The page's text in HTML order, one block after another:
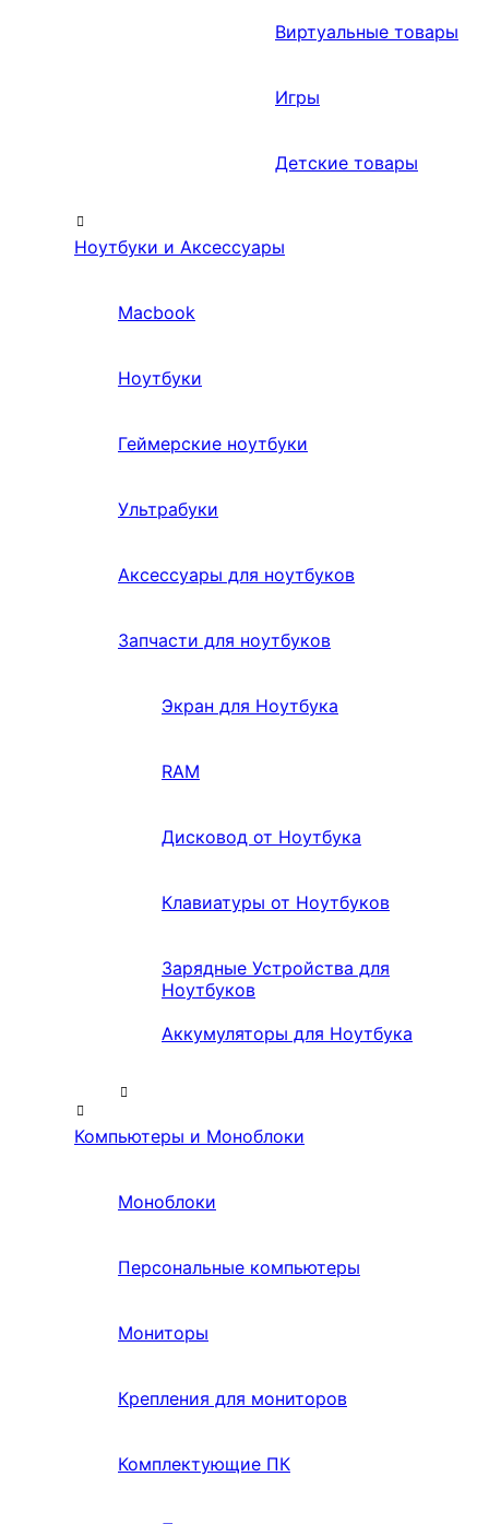
Виртуальные товары
Игры
Детские товары
Ноутбуки и Аксессуары
Macbook
Ноутбуки
Геймерские ноутбуки
Ультрабуки
Аксессуары для ноутбуков
Запчасти для ноутбуков
Экран для Ноутбука
RAM
Дисковод от Ноутбука
Клавиатуры от Ноутбуков
Зарядные Устройства для
Ноутбуков
Аккумуляторы для Ноутбука
Компьютеры и Моноблоки
Моноблоки
Персональные компьютеры
Мониторы
Крепления для мониторов
Комплектующие ПК